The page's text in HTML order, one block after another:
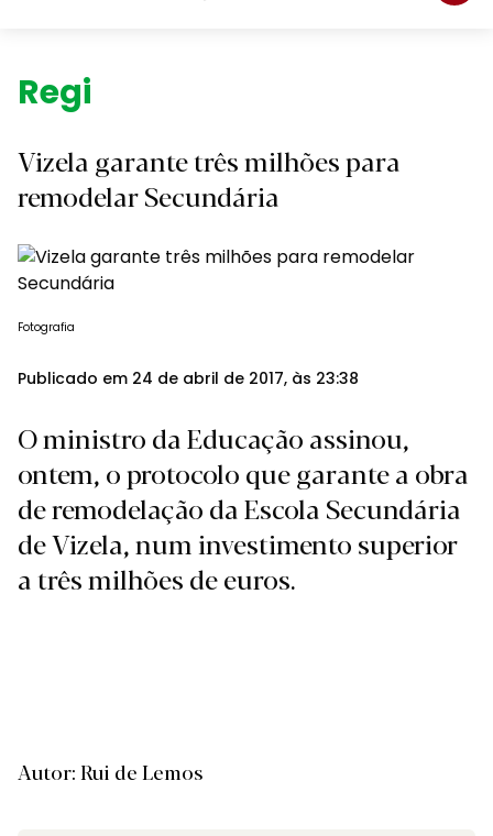
Região.
Vizela garante três milhões para
remodelar Secundária
Fotografia
Publicado em 24 de abril de 2017, às 23:38
O ministro da Educação assinou,
ontem, o protocolo que garante a obra
de remodelação da Escola Secundária
de Vizela, num investimento superior
a três milhões de euros.
Autor: Rui de Lemos